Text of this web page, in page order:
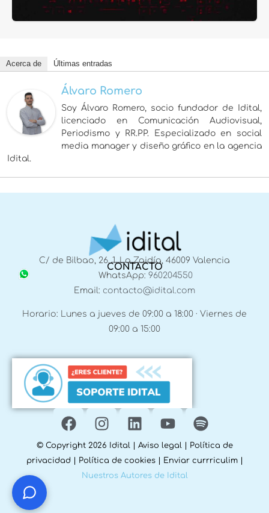
Acerca de Últimas entradas
Álvaro Romero
Soy Álvaro Romero, socio fundador de Idital,
licenciado en Comunicación Audiovisual,
Periodismo y RR.PP. Especializado en social
media manager y diseño gráfico en la agencia
Idital.
CONTACTO
C/ de Bilbao, 26, 1, La Zaidía, 46009 Valencia
WhatsApp: 960204550
Email: contacto@idital.com
Horario: Lunes a jueves de 09:00 a 18:00 · Viernes de
09:00 a 15:00
© Copyright 2026 Idital | Aviso legal|
Política de
privacidad
Política de cookies| Enviar currriculim|
Nuestros Autores de Idital
¿Te ayudo? Pregúntame lo que quieras